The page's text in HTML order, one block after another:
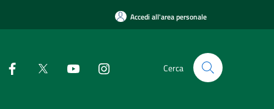
Accedi all'area personale
Cerca